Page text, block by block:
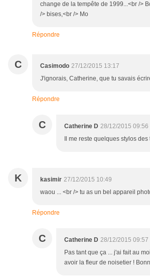
change de la tempête de 1999...<br />
/> bises,<br /> Mo
Répondre
C Casimodo 27/12/2015 13:17
J'ignorais, Catherine, que tu savais
Répondre
C Catherine D 28/12/2015 09:56
Il me reste quelques stylos
K kasimir 27/12/2015 10:49
waou ... <br /> tu as un bel appareil
Répondre
C Catherine D 28/12/2015 09:57
Pas tant que ça ... j'ai fait au
avoir la fleur de noisetier !